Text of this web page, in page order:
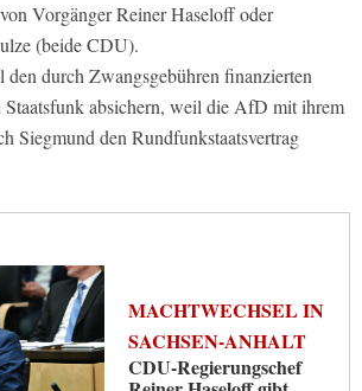
Vorgänger Reiner Haseloff oder
(beide CDU).
durch Zwangsgebühren finanzierten
absichern, weil die AfD mit ihrem
Siegmund den Rundfunkstaatsvertrag
MACHTWECHSEL IN
SACHSEN-ANHALT
CDU-Regierungschef